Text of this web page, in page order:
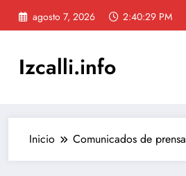
Saltar
agosto 7, 2026 2:40:30 PM
Izcalli.info
Inicio Comunicados de prensa